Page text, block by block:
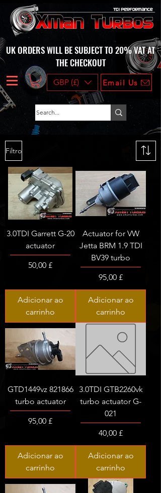
UK ORDERS WILL BE SUBJECT TO 20% VAT AT
THE CHECKOUT
GBP (£) Email Us
Filtro
3.0TDI Garrett G-20
actuator
Preço
50,00 £
Adicionar ao
carrinho
Actuator for VW
Jetta BRM 1.9 TDI
BV39 turbo
Preço
95,00 £
Adicionar ao
carrinho
GTD1449vz 821866
turbo actuator
Preço
95,00 £
Adicionar ao
carrinho
3.0TDI GTB2260vk
turbo actuator G-
021
Preço
40,00 £
Adicionar ao
carrinho